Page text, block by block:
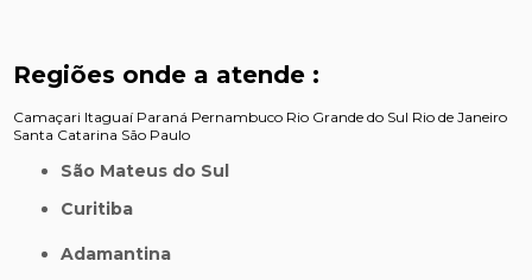
Regiões onde a atende :
Camaçari Itaguaí Paraná Pernambuco Rio Grande do Sul Rio de Janeiro
Santa Catarina São Paulo
São Mateus do Sul
Curitiba
Adamantina